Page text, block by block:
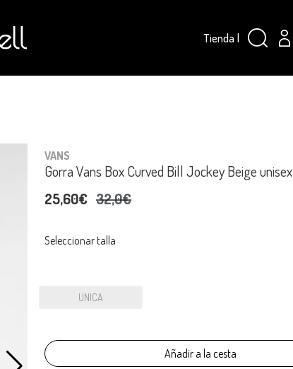
Tienda|
VANS
Gorra Vans Box Curved Bill Jockey Beige unisex
25,60€ 32,0€
Seleccionar talla
UNICA